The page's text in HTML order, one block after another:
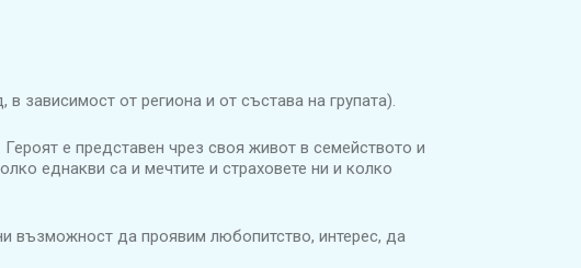
от региона и от състава на групата).
е представен чрез своя живот в семейството и
еднакви са и мечтите и страховете ни и колко
възможност да проявим любопитство, интерес, да